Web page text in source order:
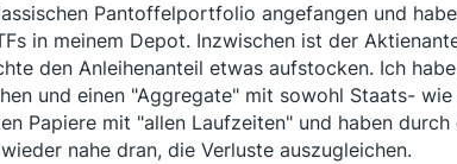
Pantoffelportfolio angefangen und
in meinem Depot. Inzwischen ist der
den Anleihenanteil etwas aufstocken. Ich
und einen "Aggregate" mit sowohl Staats- wie
Papiere mit "allen Laufzeiten" und haben
nahe dran, die Verluste auszugleichen.